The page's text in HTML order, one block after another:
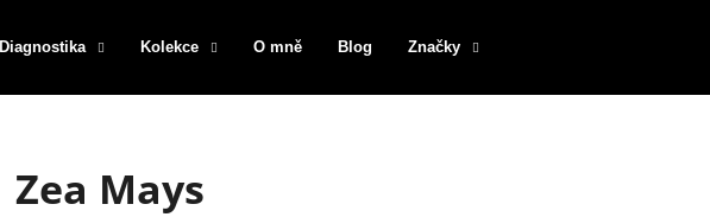
Diagnostika Kolekce O mně Blog Značky
Zea Mays